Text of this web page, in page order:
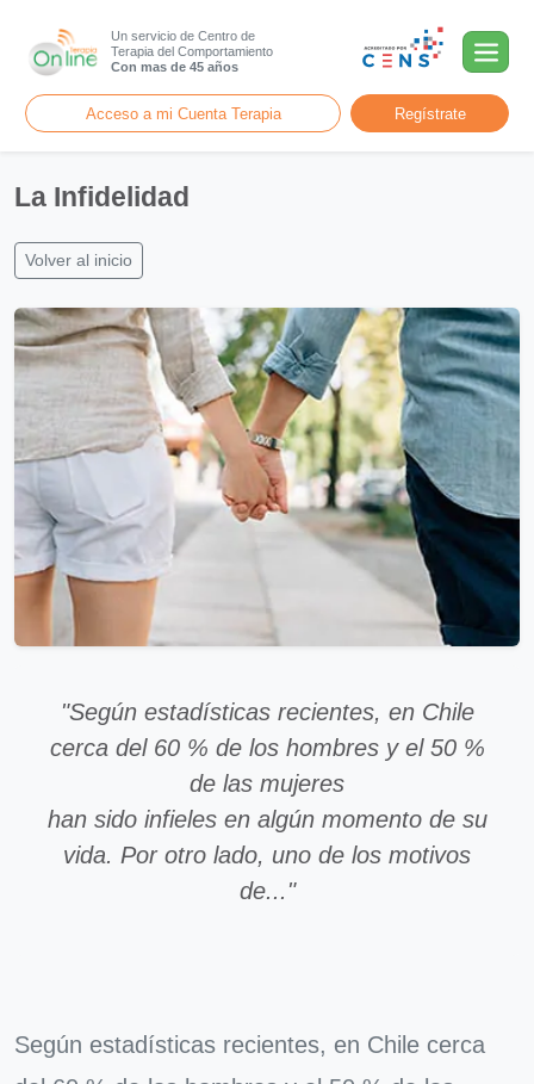
Un servicio de Centro de
Terapia del Comportamiento
Con mas de 45 años
Acceso a mi Cuenta Terapia Regístrate
La Infidelidad
Volver al inicio
"Según estadísticas recientes, en Chile
cerca del 60 % de los hombres y el 50 %
de las mujeres
han sido infieles en algún momento de su
vida. Por otro lado, uno de los motivos
de..."
Según estadísticas recientes, en Chile cerca